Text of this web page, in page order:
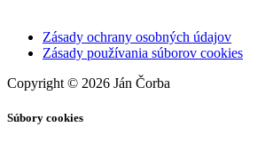
Zásady ochrany osobných údajov
Zásady používania súborov cookies
Copyright © 2026 Ján Čorba
Súbory cookies